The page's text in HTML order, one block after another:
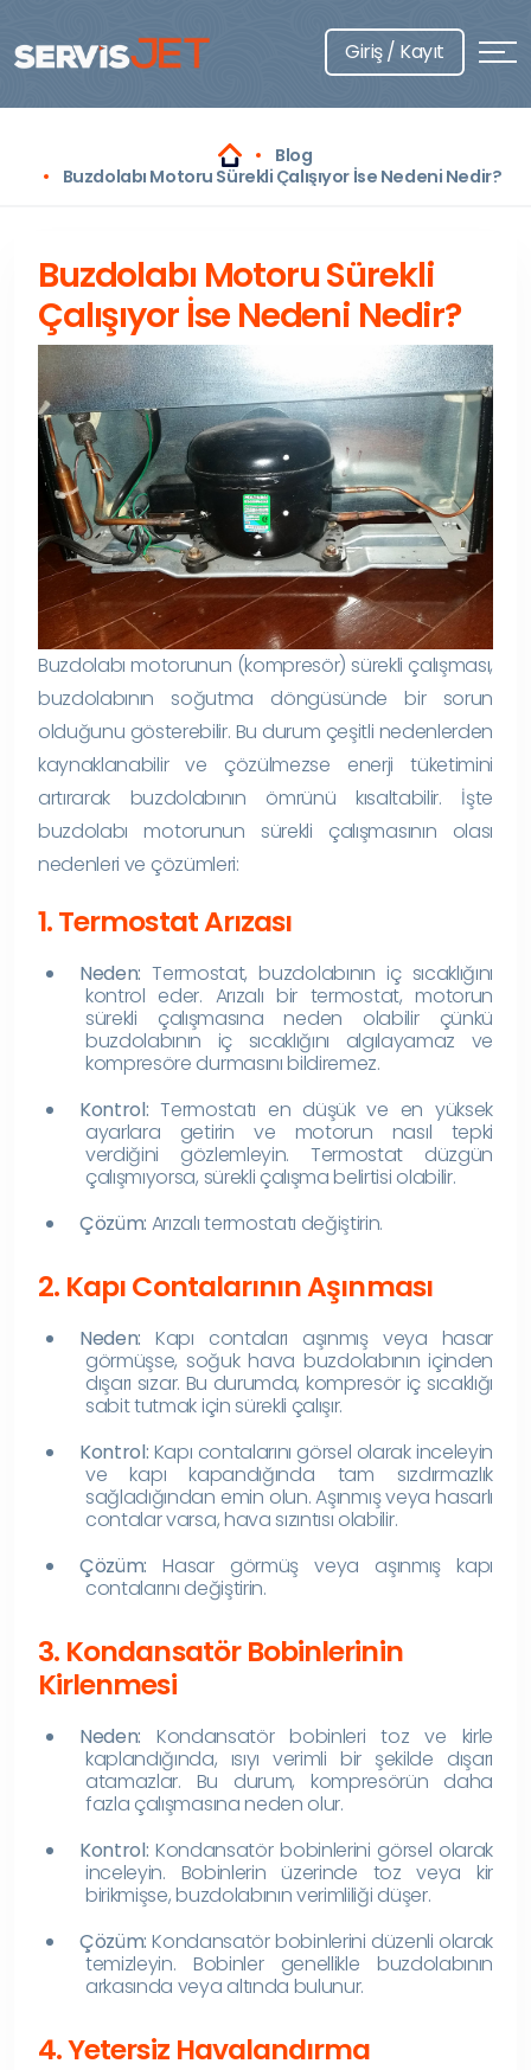
Giriş / Kayıt
Blog
Buzdolabı Motoru Sürekli Çalışıyor İse Nedeni Nedir?
Buzdolabı Motoru Sürekli
Çalışıyor İse Nedeni Nedir?
Buzdolabı motorunun (kompresör) sürekli çalışması,
buzdolabının soğutma döngüsünde bir sorun
olduğunu gösterebilir. Bu durum çeşitli nedenlerden
kaynaklanabilir ve çözülmezse enerji tüketimini
artırarak buzdolabının ömrünü kısaltabilir. İşte
buzdolabı motorunun sürekli çalışmasının olası
nedenleri ve çözümleri:
1. Termostat Arızası
Neden: Termostat, buzdolabının iç sıcaklığını
kontrol eder. Arızalı bir termostat, motorun
sürekli çalışmasına neden olabilir çünkü
buzdolabının iç sıcaklığını algılayamaz ve
kompresöre durmasını bildiremez.
Kontrol: Termostatı en düşük ve en yüksek
ayarlara getirin ve motorun nasıl tepki
verdiğini gözlemleyin. Termostat düzgün
çalışmıyorsa, sürekli çalışma belirtisi olabilir.
Çözüm: Arızalı termostatı değiştirin.
2. Kapı Contalarının Aşınması
Neden: Kapı contaları aşınmış veya hasar
görmüşse, soğuk hava buzdolabının içinden
dışarı sızar. Bu durumda, kompresör iç sıcaklığı
sabit tutmak için sürekli çalışır.
Kontrol: Kapı contalarını görsel olarak inceleyin
ve kapı kapandığında tam sızdırmazlık
sağladığından emin olun. Aşınmış veya hasarlı
contalar varsa, hava sızıntısı olabilir.
Çözüm: Hasar görmüş veya aşınmış kapı
contalarını değiştirin.
3. Kondansatör Bobinlerinin
Kirlenmesi
Neden: Kondansatör bobinleri toz ve kirle
kaplandığında, ısıyı verimli bir şekilde dışarı
atamazlar. Bu durum, kompresörün daha
fazla çalışmasına neden olur.
Kontrol: Kondansatör bobinlerini görsel olarak
inceleyin. Bobinlerin üzerinde toz veya kir
birikmişse, buzdolabının verimliliği düşer.
Çözüm: Kondansatör bobinlerini düzenli olarak
temizleyin. Bobinler genellikle buzdolabının
arkasında veya altında bulunur.
4. Yetersiz Havalandırma